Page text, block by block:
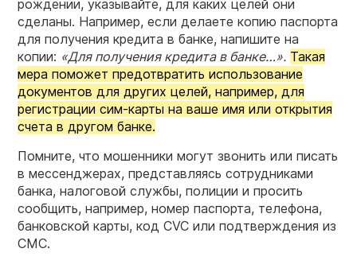
рождении, указывайте, для каких целей они
сделаны. Например, если делаете копию паспорта
для получения кредита в банке, напишите на
копии: «Для получения кредита в банке…». Такая
мера поможет предотвратить использование
документов для других целей, например, для
регистрации сим-карты на ваше имя или открытия
счета в другом банке.
Помните, что мошенники могут звонить или писать
в мессенджерах, представляясь сотрудниками
банка, налоговой службы, полиции и просить
сообщить, например, номер паспорта, телефона,
банковской карты, код CVC или подтверждения из
СМС.